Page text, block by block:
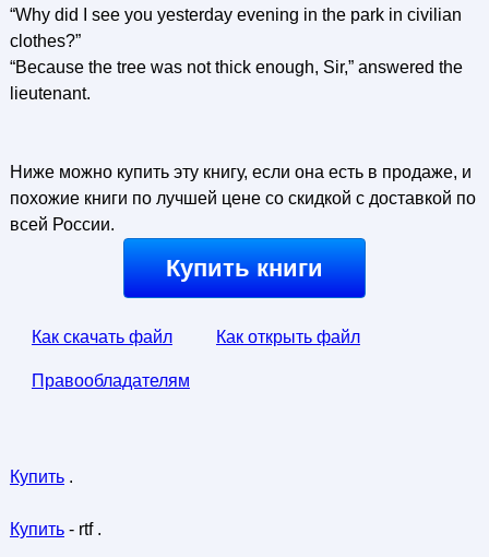
“Why did I see you yesterday evening in the park in civilian
clothes?”
“Because the tree was not thick enough, Sir,” answered the
lieutenant.
Ниже можно купить эту книгу, если она есть в продаже, и
похожие книги по лучшей цене со скидкой с доставкой по
всей России.
Купить книги
Как скачать файл Как открыть файл
Правообладателям
Купить.
Купить- rtf .